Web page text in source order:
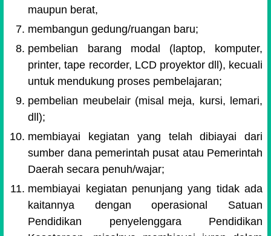
maupun berat,
membangun gedung/ruangan baru;
pembelian barang modal (laptop, komputer,
printer, tape recorder, LCD proyektor dll), kecuali
untuk mendukung proses pembelajaran;
pembelian meubelair (misal meja, kursi, lemari,
dll);
membiayai kegiatan yang telah dibiayai dari
sumber dana pemerintah pusat atau Pemerintah
Daerah secara penuh/wajar;
membiayai kegiatan penunjang yang tidak ada
kaitannya dengan operasional Satuan
Pendidikan penyelenggara Pendidikan